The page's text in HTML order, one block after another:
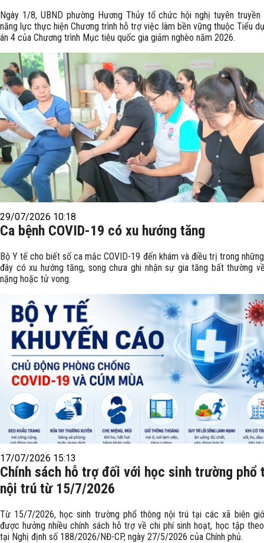
Ngày 1/8, UBND phường Hương Thủy tổ chức hội nghị tuyên truyền
năng lực thực hiện Chương trình hỗ trợ việc làm bền vững thuộc Tiểu
án 4 của Chương trình Mục tiêu quốc gia giảm nghèo năm 2026.
29/07/2026 10:18
Ca bệnh COVID-19 có xu hướng tăng
Bộ Y tế cho biết số ca mắc COVID-19 đến khám và điều trị trong
đây có xu hướng tăng, song chưa ghi nhận sự gia tăng bất thường
nặng hoặc tử vong.
17/07/2026 15:13
Chính sách hỗ trợ đối với học sinh trường phổ
nội trú từ 15/7/2026
Từ 15/7/2026, học sinh trường phổ thông nội trú tại các xã biên
được hưởng nhiều chính sách hỗ trợ về chi phí sinh hoạt, học tập
tại Nghị định số 188/2026/NĐ-CP, ngày 27/5/2026 của Chính phủ.